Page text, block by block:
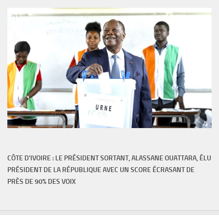
CÔTE D'IVOIRE : LE PRÉSIDENT SORTANT, ALASSANE OUATTARA, ÉLU
PRÉSIDENT DE LA RÉPUBLIQUE AVEC UN SCORE ÉCRASANT DE
PRÈS DE 90% DES VOIX